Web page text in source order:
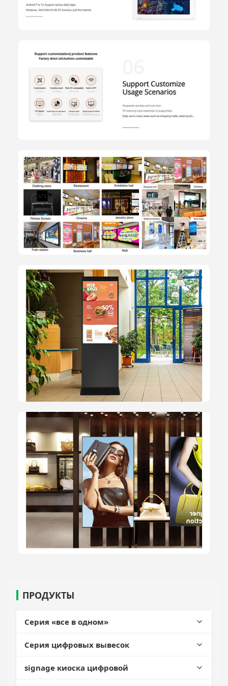
ПРОДУКТЫ
Серия «все в одном»
Масштаб печати AI Lable
Кассовая серия
Серия цифровых вывесок
Серия цифровых вывесок на потолке
signage киоска цифровой